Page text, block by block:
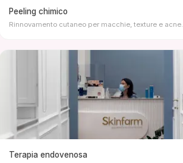
Peeling chimico
Rinnovamento cutaneo per macchie, texture e acne.
Terapia endovenosa